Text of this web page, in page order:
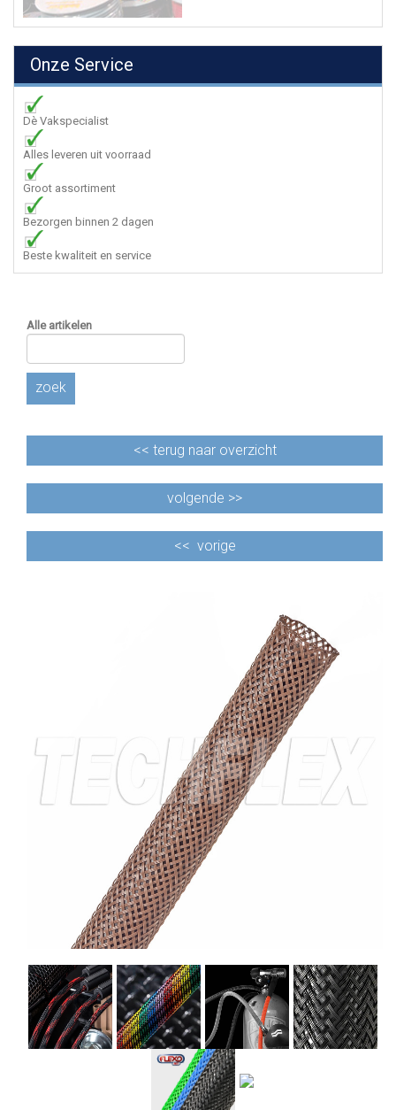
Onze Service
Dè Vakspecialist
Alles leveren uit voorraad
Groot assortiment
Bezorgen binnen 2 dagen
Beste kwaliteit en service
Alle artikelen
zoek
<< terug naar overzicht
volgende >>
<< vorige